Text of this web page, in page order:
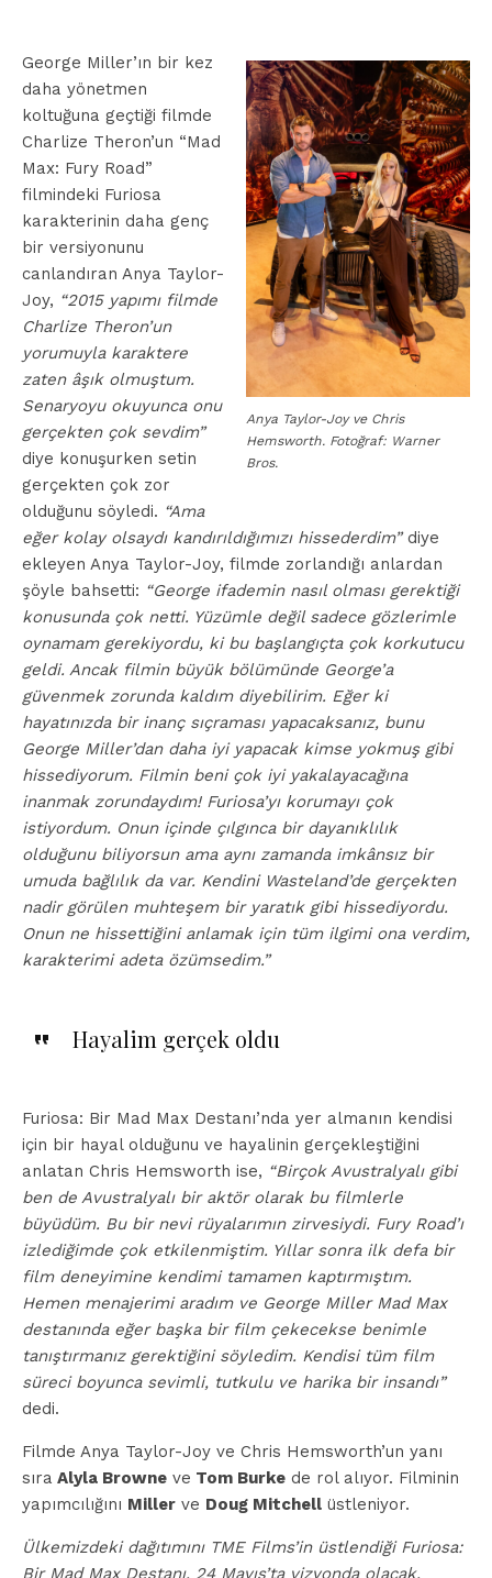
Anya Taylor-Joy ve Chris
Hemsworth. Fotoğraf: Warner
Bros.
George Miller’ın bir kez
daha yönetmen
koltuğuna geçtiği filmde
Charlize Theron’un “Mad
Max: Fury Road”
filmindeki Furiosa
karakterinin daha genç
bir versiyonunu
canlandıran Anya Taylor-
Joy, “2015 yapımı filmde
Charlize Theron’un
yorumuyla karaktere
zaten âşık olmuştum.
Senaryoyu okuyunca onu
gerçekten çok sevdim”
diye konuşurken setin
gerçekten çok zor
olduğunu söyledi. “Ama
eğer kolay olsaydı kandırıldığımızı hissederdim”diye
ekleyen Anya Taylor-Joy, filmde zorlandığı anlardan
şöyle bahsetti: “George ifademin nasıl olması gerektiği
konusunda çok netti. Yüzümle değil sadece gözlerimle
oynamam gerekiyordu, ki bu başlangıçta çok korkutucu
geldi. Ancak filmin büyük bölümünde George’a
güvenmek zorunda kaldım diyebilirim. Eğer ki
hayatınızda bir inanç sıçraması yapacaksanız, bunu
George Miller’dan daha iyi yapacak kimse yokmuş gibi
hissediyorum. Filmin beni çok iyi yakalayacağına
inanmak zorundaydım! Furiosa’yı korumayı çok
istiyordum. Onun içinde çılgınca bir dayanıklılık
olduğunu biliyorsun ama aynı zamanda imkânsız bir
umuda bağlılık da var. Kendini Wasteland’de gerçekten
nadir görülen muhteşem bir yaratık gibi hissediyordu.
Onun ne hissettiğini anlamak için tüm ilgimi ona verdim,
karakterimi adeta özümsedim.”
Hayalim gerçek oldu
Furiosa: Bir Mad Max Destanı’nda yer almanın kendisi
için bir hayal olduğunu ve hayalinin gerçekleştiğini
anlatan Chris Hemsworth ise, “Birçok Avustralyalı gibi
ben de Avustralyalı bir aktör olarak bu filmlerle
büyüdüm. Bu bir nevi rüyalarımın zirvesiydi. Fury Road’ı
izlediğimde çok etkilenmiştim. Yıllar sonra ilk defa bir
film deneyimine kendimi tamamen kaptırmıştım.
Hemen menajerimi aradım ve George Miller Mad Max
destanında eğer başka bir film çekecekse benimle
tanıştırmanız gerektiğini söyledim. Kendisi tüm film
süreci boyunca sevimli, tutkulu ve harika bir insandı”
dedi.
Filmde Anya Taylor-Joy ve Chris Hemsworth’un yanı
sıra Alyla Browne ve Tom Burke de rol alıyor. Filminin
yapımcılığını Miller ve Doug Mitchell üstleniyor.
Ülkemizdeki dağıtımını TME Films’in üstlendiği Furiosa:
Bir Mad Max Destanı, 24 Mayıs’ta vizyonda olacak.